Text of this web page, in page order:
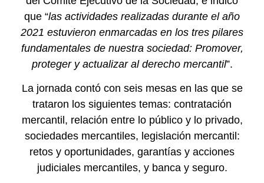
que “las actividades realizadas durante el año
2021 estuvieron enmarcadas en los tres pilares
fundamentales de nuestra sociedad: Promover,
proteger y actualizar al derecho mercantil”.
La jornada contó con seis mesas en las que se
trataron los siguientes temas: contratación
mercantil, relación entre lo público y lo privado,
sociedades mercantiles, legislación mercantil:
retos y oportunidades, garantías y acciones
judiciales mercantiles, y banca y seguro.